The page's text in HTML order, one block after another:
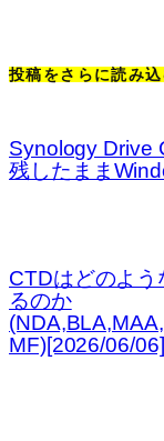
投稿をさらに読み
Synology Drive
残したまま
CTDはどのよ
るのか
MF)[2026/06/06]